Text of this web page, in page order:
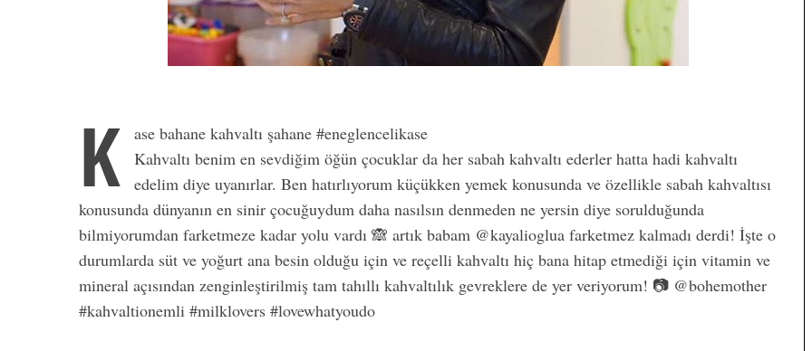
K
ase bahane kahvaltı şahane #eneglencelikase
Kahvaltı benim en sevdiğim öğün çocuklar da her sabah kahvaltı ederler hatta hadi kahvaltı
edelim diye uyanırlar. Ben hatırlıyorum küçükken yemek konusunda ve özellikle sabah kahvaltısı
konusunda dünyanın en sinir çocuğuydum daha nasılsın denmeden ne yersin diye sorulduğunda
bilmiyorumdan farketmeze kadar yolu vardı 🙈 artık babam @kayalioglua farketmez kalmadı derdi! İşte o
durumlarda süt ve yoğurt ana besin olduğu için ve reçelli kahvaltı hiç bana hitap etmediği için vitamin ve
mineral açısından zenginleştirilmiş tam tahıllı kahvaltılık gevreklere de yer veriyorum! 📷 @bohemother
#kahvaltionemli #milklovers #lovewhatyoudo